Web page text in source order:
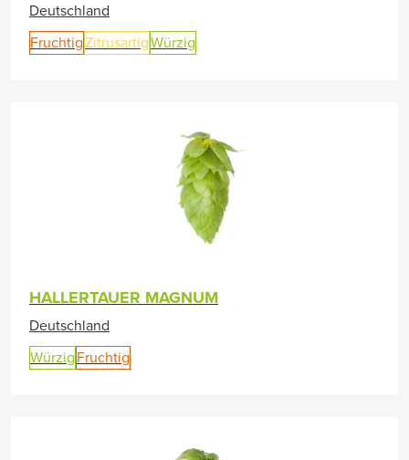
Deutschland
FruchtigZitrusartigWürzig
HALLERTAUER MAGNUM
Deutschland
Würzig Fruchtig